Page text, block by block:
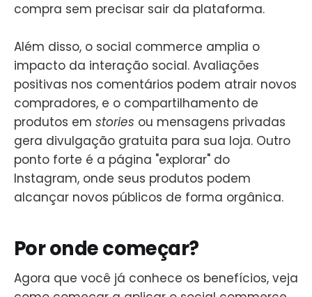
compra sem precisar sair da plataforma.
Além disso, o social commerce amplia o
impacto da interação social. Avaliações
positivas nos comentários podem atrair novos
compradores, e o compartilhamento de
produtos em stories ou mensagens privadas
gera divulgação gratuita para sua loja. Outro
ponto forte é a página "explorar" do
Instagram, onde seus produtos podem
alcançar novos públicos de forma orgânica.
Por onde começar?
Agora que você já conhece os benefícios, veja